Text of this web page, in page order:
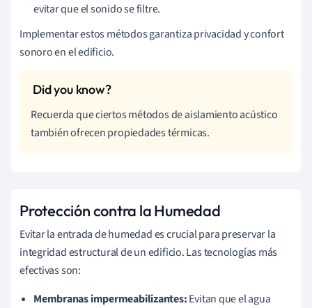
evitar que el sonido se filtre.
Implementar estos métodos garantiza privacidad y confort
sonoro en el edificio.
Recuerda que ciertos métodos de aislamiento acústico
también ofrecen propiedades térmicas.
Protección contra la Humedad
Evitar la entrada de humedad es crucial para preservar la
integridad estructural de un edificio. Las tecnologías más
efectivas son:
Membranas impermeabilizantes:Evitan que el agua